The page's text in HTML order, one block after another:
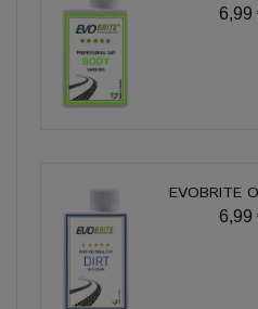
6,99
EVOBRITE
6,99